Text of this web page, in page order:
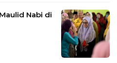
Nabi di